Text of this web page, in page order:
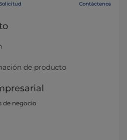
Contáctenos
de producto
de negocio